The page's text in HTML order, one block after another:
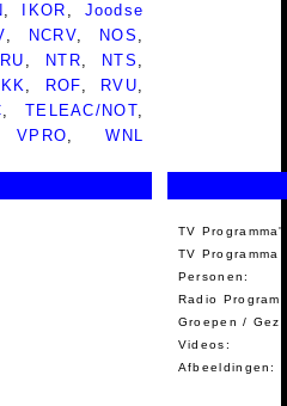
, IKOR , Joodse
, NCRV, NOS ,
, NTR, NTS ,
, ROF, RVU,
, TELEAC/NOT,
VPRO,WNL
TV
TV Programma
Personen:
Radio
Groepen /
Videos:
Afbeeldingen: